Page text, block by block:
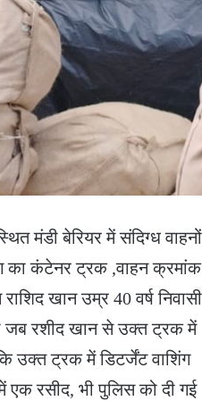
मंडी बेरियर में संदिग्ध वाहनों
का कंटेनर ट्रक ,वाहन क्रमांक
खान उम्र 40 वर्ष निवासी
जब रशीद खान से उक्त ट्रक में
उक्त ट्रक में डिटर्जेंट वाशिंग
रसीद, भी पुलिस को दी गई